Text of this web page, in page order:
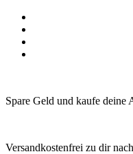
Spare Geld und kaufe deine
Versandkostenfrei zu dir